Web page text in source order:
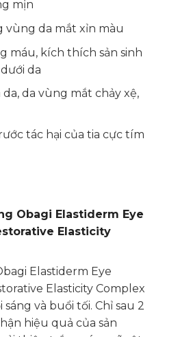
mịn
vùng da mắt xỉn màu
máu, kích thích sản sinh
da
da vùng mắt chảy xệ,
tác hại của tia cực tím
Obagi Elastiderm Eye
Elasticity
Elastiderm Eye
Elasticity Complex
và buổi tối. Chỉ sau 2
hiệu quả của sản